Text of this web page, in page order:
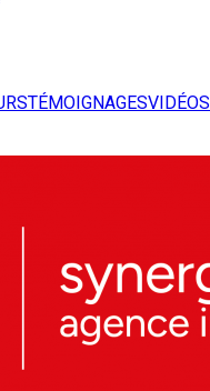
TÉMOIGNAGESVIDÉOS